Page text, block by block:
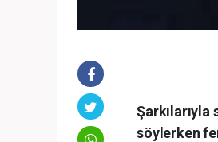
Şarkılarıyla
söylerken